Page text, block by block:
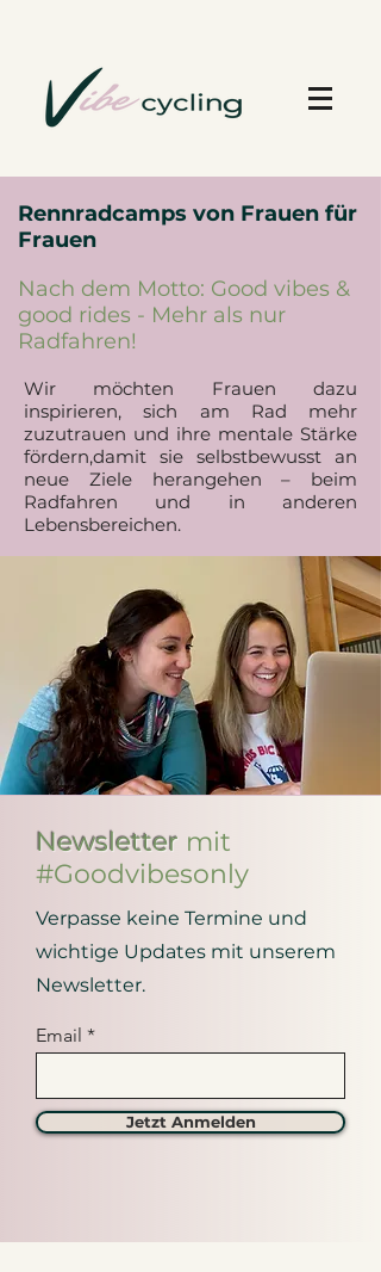
Rennradcamps von
Frauen für Frauen
Nach dem Motto: Good
vibes & good rides - Mehr
als nur Radfahren!
Wir möchten Frauen dazu inspirieren,
sich am Rad mehr zuzutrauen und
ihrementale Stärkefördern,
damit sieselbstbewusst an neue
herangehen – beim Radfahren
und in anderen Lebensbereichen.
Rennradcamps von Frauen für
Frauen
Nach dem Motto: Good vibes &
good rides - Mehr als nur
Radfahren!
​Wir möchten Frauen dazu
inspirieren, sich am Rad mehr
zuzutrauen und ihre mentale Stärke
fördern,damit sie selbstbewusst an
neue Ziele herangehen – beim
Radfahren und in anderen
Lebensbereichen.
Newsletter mit
#Goodvibesonly
Verpasse keine Termine und
wichtige Updates mit unserem
Newsletter.
Email
Jetzt Anmelden